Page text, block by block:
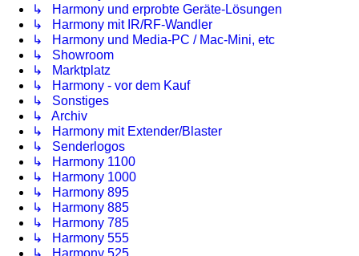
↳ Harmony und erprobte Geräte-Lösungen
↳ Harmony mit IR/RF-Wandler
↳ Harmony und Media-PC / Mac-Mini, etc
↳ Showroom
↳ Marktplatz
↳ Harmony - vor dem Kauf
↳ Sonstiges
↳ Archiv
↳ Harmony mit Extender/Blaster
↳ Senderlogos
↳ Harmony 1100
↳ Harmony 1000
↳ Harmony 895
↳ Harmony 885
↳ Harmony 785
↳ Harmony 555
↳ Harmony 525